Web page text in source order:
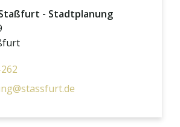
Maps Navigation
- Stadtplanung